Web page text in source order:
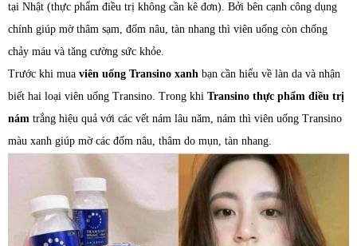
tại Nhật (thực phẩm điều trị không cần kê đơn). Bởi bên cạnh công dụng
chính giúp mờ thâm sạm, đốm nâu, tàn nhang thì viên uống còn chống
chảy máu và tăng cường sức khỏe.
Trước khi mua viên uống Transino xanh bạn cần hiểu về làn da và nhận
biết hai loại viên uống Transino. Trong khi Transino thực phẩm điều trị
nám trắng hiệu quả với các vết nám lâu năm, nám thì viên uống Transino
màu xanh giúp mờ các đốm nâu, thâm do mụn, tàn nhang.